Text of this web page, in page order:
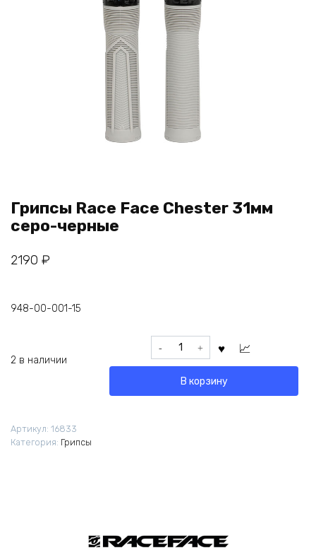
Грипсы Race Face Chester 31мм
серо-черные
2190 ₽
948-00-001-15
2 в наличии
Количество
товара
В корзину
Артикул: 16833
Категория: Грипсы